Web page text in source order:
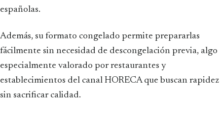
españolas.
Además, su formato congelado permite prepararlas
fácilmente sin necesidad de descongelación previa, algo
especialmente valorado por restaurantes y
establecimientos del canal HORECA que buscan rapidez
sin sacrificar calidad.